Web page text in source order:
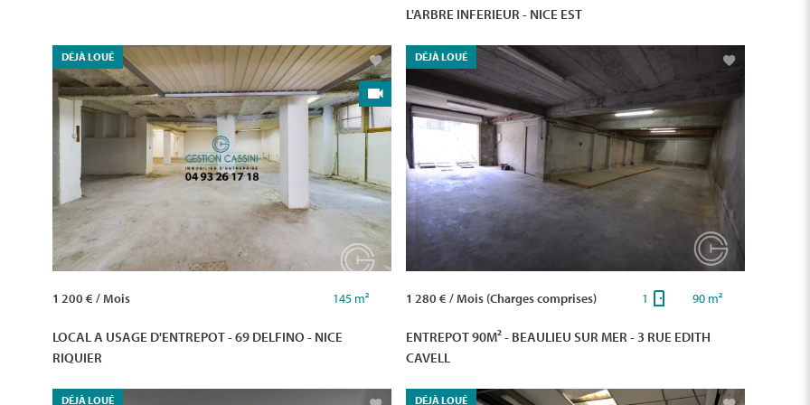
L'ARBRE INFERIEUR - NICE EST
1 200 € / Mois 145 m²
LOCAL A USAGE D'ENTREPOT - 69 DELFINO - NICE
RIQUIER
DÉJÀ LOUÉ
1 280 € / Mois (Charges comprises) 1 90 m²
ENTREPOT 90M² - BEAULIEU SUR MER - 3 RUE EDITH
CAVELL
DÉJÀ LOUÉ
DÉJÀ LOUÉ DÉJÀ LOUÉ